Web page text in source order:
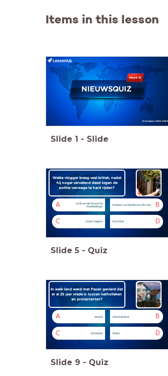
Items in this lesson
NIEUWSQUIZ
Week 15
Schooljaar 2022-2023
Slide 1 - Slide
Welke vlogger kreeg veel kritiek, nadat
hij nogal vervelend deed tegen de
politie vanwege te hard rijden?
A
Jordi van den Bussche
(Kwebbelkop)
B
Robbert van Eijndhoven (Siv HD)
C Dylan Hagens D
Enzo Knol
Slide 5 - Quiz
In welk land werd met Pasen gevierd dat
er al 25 jaar vrede is tussen katholieken
en protestanten?
A Ierland B
Noord-Ierland
C Schotland D
Wales
Slide 9 - Quiz